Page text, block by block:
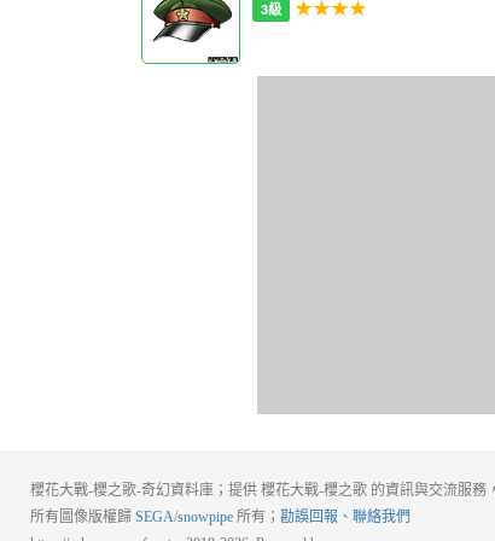
3級 ★★★★
櫻花大戰-櫻之歌-奇幻資料庫；提供 櫻花大戰-櫻之歌 的資訊與交流服
所有圖像版權歸 SEGA/snowpipe 所有； 勘誤回報、聯絡我們